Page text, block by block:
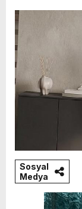
Sosyal
Medya